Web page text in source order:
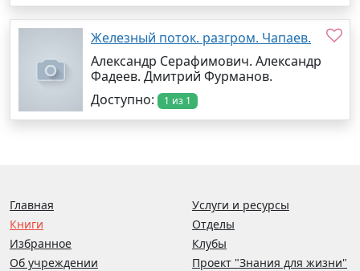
Железный поток. разгром. Чапаев.
Александр Серафимович. Александр
Фадеев. Дмитрий Фурманов.
Доступно:
1 из 1
Главная
Книги
Избранное
Об учреждении
Услуги и ресурсы
Отделы
Клубы
Проект "Знания для жизни"